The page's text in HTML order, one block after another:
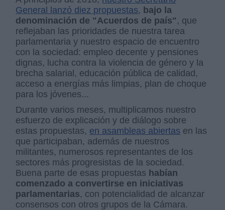
General lanzó diez propuestas, bajo la
denominación de "Acuerdos de país" , que
reflejaban las prioridades de nuestra tarea
parlamentaria y nuestro espacio de encuentro
con la sociedad: empleo decente y pensiones
dignas, lucha contra la violencia de género y la
brecha salarial, educación pública de calidad,
acceso a energías más limpias, plan de choque
para los jóvenes...
Durante varios meses, multiplicamos nuestro
esfuerzo de explicación y de diálogo sobre
estas propuestas, en asambleas abiertas en las
que participaban, además de nuestros
militantes, numerosos representantes de los
sectores más progresistas de la sociedad.
Buena parte de esas propuestas habían
comenzado a convertirse en iniciativas
parlamentarias, con potencialidad de alcanzar
consensos con otros grupos de la Cámara.